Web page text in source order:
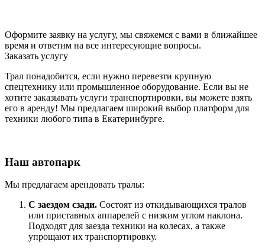
Оформите заявку на услугу, мы свяжемся с вами в ближайшее
время и ответим на все интересующие вопросы.
Заказать услугу
Трал понадобится, если нужно перевезти крупную
спецтехнику или промышленное оборудование. Если вы не
хотите заказывать услуги транспортировки, вы можете взять
его в аренду! Мы предлагаем широкий выбор платформ для
техники любого типа в Екатеринбурге.
Наш автопарк
Мы предлагаем арендовать тралы:
С заездом сзади. Состоят из откидывающихся тралов
или приставных аппарелей с низким углом наклона.
Подходят для заезда техники на колесах, а также
упрощают их транспортировку.